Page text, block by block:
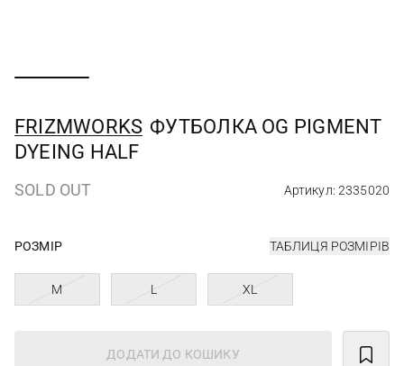
FRIZMWORKS ФУТБОЛКА OG PIGMENT
DYEING HALF
SOLD OUT Артикул: 2335020
РОЗМІР ТАБЛИЦЯ РОЗМІРІВ
M L XL
ДОДАТИ ДО КОШИКУ